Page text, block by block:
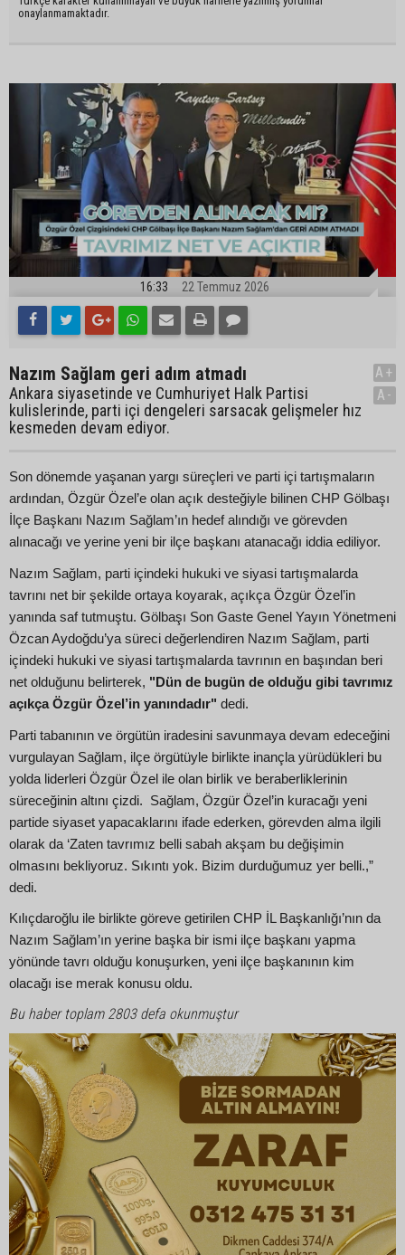
onaylanmamaktadır.
16:33 22 Temmuz 2026
Nazım Sağlam geri adım atmadı
Ankara siyasetinde ve Cumhuriyet Halk Partisi
kulislerinde, parti içi dengeleri sarsacak gelişmeler hız
kesmeden devam ediyor.
A+
A-
Son dönemde yaşanan yargı süreçleri ve parti içi tartışmaların
ardından, Özgür Özel’e olan açık desteğiyle bilinen CHP Gölbaşı
İlçe Başkanı Nazım Sağlam’ın hedef alındığı ve görevden
alınacağı ve yerine yeni bir ilçe başkanı atanacağı iddia ediliyor.
Nazım Sağlam, parti içindeki hukuki ve siyasi tartışmalarda
tavrını net bir şekilde ortaya koyarak, açıkça Özgür Özel’in
yanında saf tutmuştu. Gölbaşı Son Gaste Genel Yayın Yönetmeni
Özcan Aydoğdu’ya süreci değerlendiren Nazım Sağlam, parti
içindeki hukuki ve siyasi tartışmalarda tavrının en başından beri
net olduğunu belirterek, "Dün de bugün de olduğu gibi tavrımız
açıkça Özgür Özel’in yanındadır" dedi.
Parti tabanının ve örgütün iradesini savunmaya devam edeceğini
vurgulayan Sağlam, ilçe örgütüyle birlikte inançla yürüdükleri bu
yolda liderleri Özgür Özel ile olan birlik ve beraberliklerinin
süreceğinin altını çizdi. Sağlam, Özgür Özel’in kuracağı yeni
partide siyaset yapacaklarını ifade ederken, görevden alma ilgili
olarak da ‘Zaten tavrımız belli sabah akşam bu değişimin
olmasını bekliyoruz. Sıkıntı yok. Bizim durduğumuz yer belli.,”
dedi.
Kılıçdaroğlu ile birlikte göreve getirilen CHP İL Başkanlığı’nın da
Nazım Sağlam’ın yerine başka bir ismi ilçe başkanı yapma
yönünde tavrı olduğu konuşurken, yeni ilçe başkanının kim
olacağı ise merak konusu oldu.
Bu haber toplam 2803 defa okunmuştur